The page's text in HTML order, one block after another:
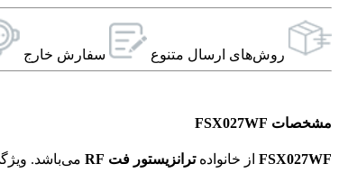
روش‌های ارسال‌ متنوع سفارش خارج
مشخصات FSX027WF
FSX027WF از خانوادهترانزیستور فت RF